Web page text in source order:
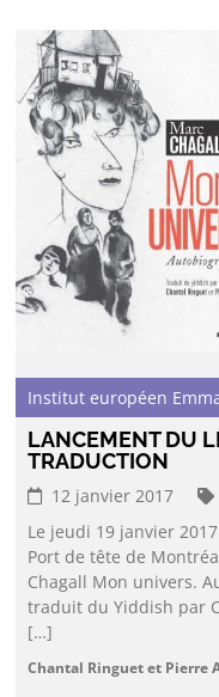
Institut européen
LANCEMENT DU
TRADUCTION
12 janvier 2017
Le jeudi 19 janvier
Port de tête de
Chagall Mon univers.
traduit du Yiddish par
[…]
Chantal Ringuet et Pierre